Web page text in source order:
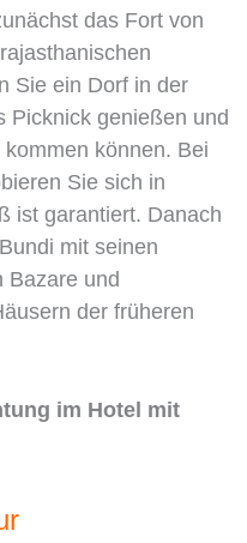
das Fort von
Sie ein Dorf in der
Picknick genießen und
können. Bei
Sie sich in
ist garantiert. Danach
mit seinen
Bazare und
der früheren
im Hotel mit